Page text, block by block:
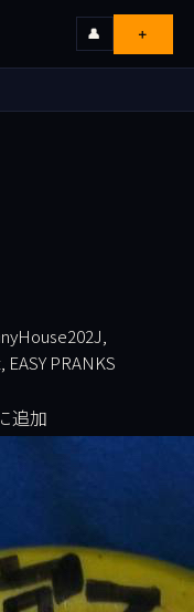
👤 ＋
PRANKS
追加